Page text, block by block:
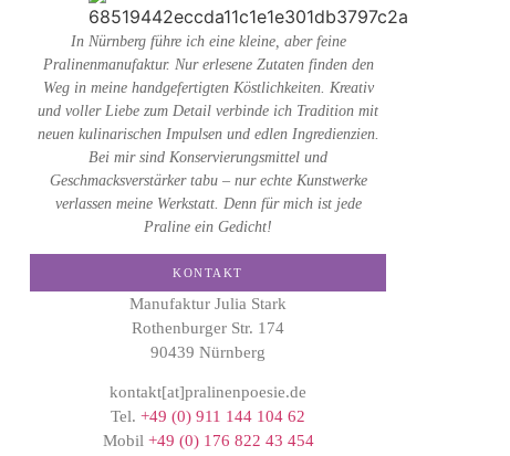
In Nürnberg führe ich eine kleine, aber feine
Pralinenmanufaktur. Nur erlesene Zutaten finden den
Weg in meine handgefertigten Köstlichkeiten. Kreativ
und voller Liebe zum Detail verbinde ich Tradition mit
neuen kulinarischen Impulsen und edlen Ingredienzien.
Bei mir sind Konservierungsmittel und
Geschmacksverstärker tabu – nur echte Kunstwerke
verlassen meine Werkstatt. Denn für mich ist jede
Praline ein Gedicht!
KONTAKT
Manufaktur Julia Stark
Rothenburger Str. 174
90439 Nürnberg
kontakt[at]pralinenpoesie.de
Tel. +49 (0) 911 144 104 62
Mobil +49 (0) 176 822 43 454